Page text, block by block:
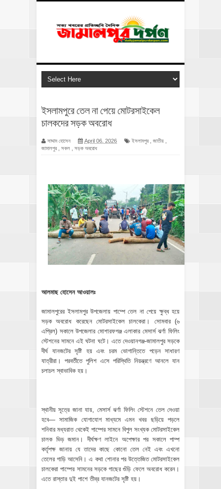
ইসলামপুরে তেল না পেয়ে মোটরসাইকেল
চালকদের সড়ক অবরোধ
সাদ্দাম হোসেন April 06, 2026 ইসলামপুর জাতীয়
জামালপুর
সকল সড়ক অবরোধ
আলমাছ হোসেন আওয়ালঃ
জামালপুরের ইসলামপুর উপজেলায় পাম্পে তেল না পেয়ে ক্ষুব্ধ হয়ে
সড়ক অবরোধ করেছেন মোটরসাইকেল চালকেরা। সোমবার (৬
এপ্রিল) সকালে উপজেলার মোশারফগঞ্জ এলাকার মেসার্স ঝর্ণা ফিলিং
স্টেশনের সামনে এই ঘটনা ঘটে। এতে দেওয়ানগঞ্জ-জামালপুর সড়কে
দীর্ঘ যানজটের সৃষ্টি হয় এবং চরম ভোগান্তিতে পড়েন সাধারণ
যাত্রীরা। পরবর্তীতে পুলিশ এসে পরিস্থিতি নিয়ন্ত্রণে আনলে যান
চলাচল স্বাভাবিক হয়।
স্থানীয় সূত্রে জানা যায়, মেসার্স ঝর্ণা ফিলিং স্টেশনে তেল দেওয়া
হবে— সামাজিক যোগাযোগ মাধ্যমে এমন খবর ছড়িয়ে পড়লে
শনিবার মধ্যরাত থেকেই পাম্পের সামনে বিপুল সংখ্যক মোটরসাইকেল
চালক ভিড় জমান। দীর্ঘক্ষণ লাইনে অপেক্ষার পর সকালে পাম্প
কর্তৃপক্ষ জানায় যে তাদের কাছে কোনো তেল নেই এবং এখনো
তেলের গাড়ি আসেনি। এ কথা শোনার পর উত্তেজিত মোটরসাইকেল
চালকেরা পাম্পের সামনের সড়কে গাছের গুঁড়ি ফেলে অবরোধ করেন।
এতে রাস্তার দুই পাশে তীব্র যানজটের সৃষ্টি হয়।